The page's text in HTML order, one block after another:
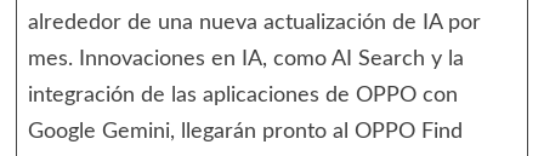
alrededor de una nueva actualización de IA por
mes. Innovaciones en IA, como AI Search y la
integración de las aplicaciones de OPPO con
Google Gemini, llegarán pronto al OPPO Find